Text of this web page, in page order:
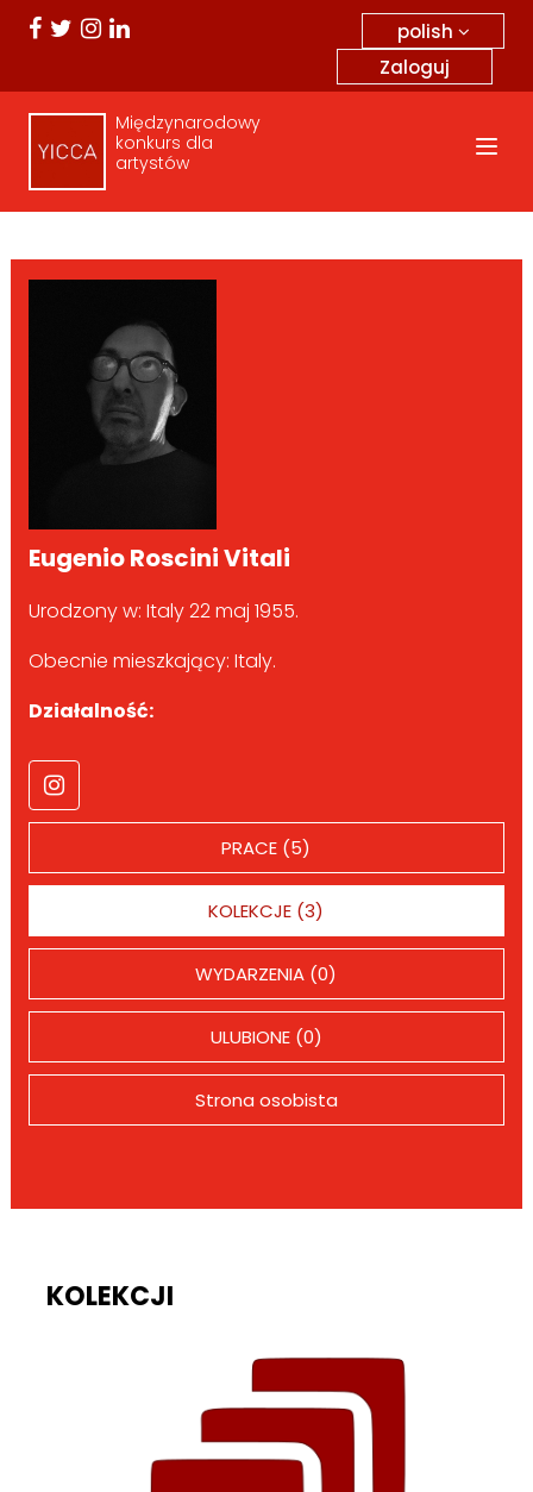
polish
Zaloguj
Międzynarodowy
konkurs dla
artystów
Eugenio Roscini Vitali
Urodzony w: Italy 22 maj 1955.
Obecnie mieszkający: Italy.
Działalność:
PRACE (5)
KOLEKCJE (3)
WYDARZENIA (0)
ULUBIONE (0)
Strona osobista
KOLEKCJI